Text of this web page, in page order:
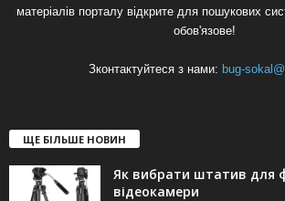
матеріалів порталу відкрите для пошукових
обов'язове!
Зконтактуйтеся з нами: bug-
ЩЕ БІЛЬШЕ НОВИН
Як вибрати штатив для
відеокамери